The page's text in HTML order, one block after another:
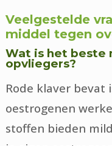
Veelgestelde
middel tegen
Wat is het beste
opvliegers?
Rode klaver bevat
oestrogenen
stoffen bieden